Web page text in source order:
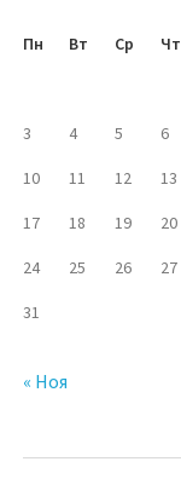
Пн Вт Ср Чт
3 4 5 6
10 11 12 13
17 18 19 20
24 25 26 27
31
« Ноя